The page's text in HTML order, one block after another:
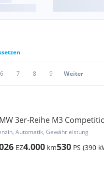
6 7 8 9 Weiter
3er-Reihe M3
Automatik, Gewährleistung
EZ4.000 km530 PS (390